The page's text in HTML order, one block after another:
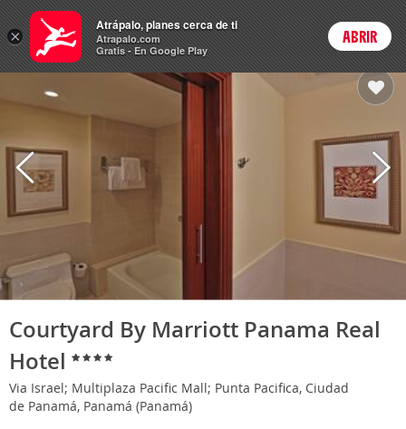
Hoteles Precios en
ARSCambiar moneda
Login
Courtyard By Marriott Panama Real
Hotel
Via Israel; Multiplaza Pacific Mall; Punta Pacifica, Ciudad
de Panamá, Panamá (Panamá)
×
Atrápalo, planes cerca de ti
Atrapalo.com
Gratis - En Google Play
ABRIR